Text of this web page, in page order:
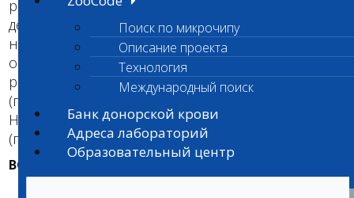
Поиск по микрочипу
Описание проекта
Технология
Международный поиск
Банк донорской крови
Адреса лабораторий
Образовательный центр
развитию заболевания. В тесте выявляют
дефектную (мутантную) копию гена и
нормальную копию гена. Результат теста - это
определение генотипа, которое позволяет
разделить животных на три группы: Здоровые
(гомозиготы по нормальной копии гена),
Носители (гетерозиготы) и Больные
(гомозиготы по мутации).
ВОЗМОЖНЫЕ РЕЗУЛЬТАТЫ ДНК-ТЕСТА